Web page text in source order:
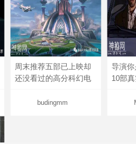
周末推荐五部已上映却
还没看过的高分科幻电
budingmm
导演
10部